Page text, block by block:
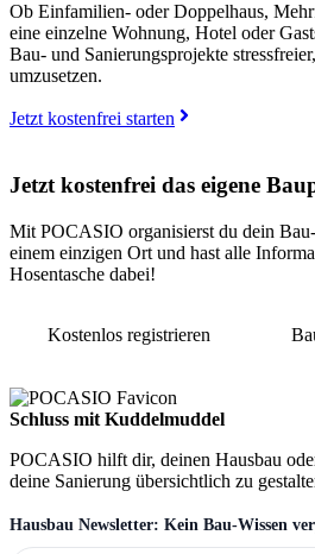
Ob Einfamilien- oder Doppelhaus,
eine einzelne Wohnung, Hotel oder
Bau- und Sanierungsprojekte
umzusetzen.
Jetzt kostenfrei starten
Jetzt kostenfrei das eigene
Mit POCASIO organisierst du dein
einem einzigen Ort und hast alle
Hosentasche dabei!
Kostenlos registrieren
Schluss mit Kuddelmuddel
POCASIO hilft dir, deinen Hausbau
deine Sanierung übersichtlich zu
Hausbau Newsletter: Kein Bau-Wissen